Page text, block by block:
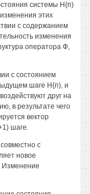
системы Н{п)
этих
с содержанием
изменения
оператора Ф,
с состоянием
шаге Н{п), и
друг на
в результате чего
вектор
шаге.
с
новое
Изменение